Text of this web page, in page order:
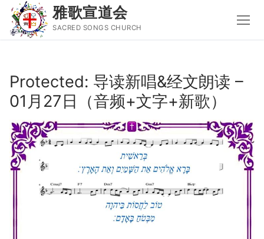
content
雅歌宣道会
SACRED SONGS CHURCH
Search
for:
主页
主日讲道
圣经导读新唱
属灵书籍
Protected: 导读新唱&经文朗读 –
01月27日（音频+文字+新歌）